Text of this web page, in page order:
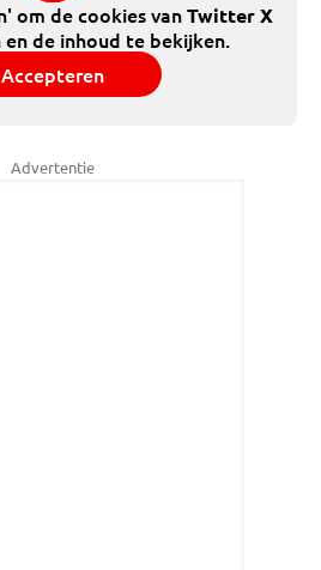
om de cookies vanTwitter X
de inhoud te bekijken.
Accepteren
Advertentie